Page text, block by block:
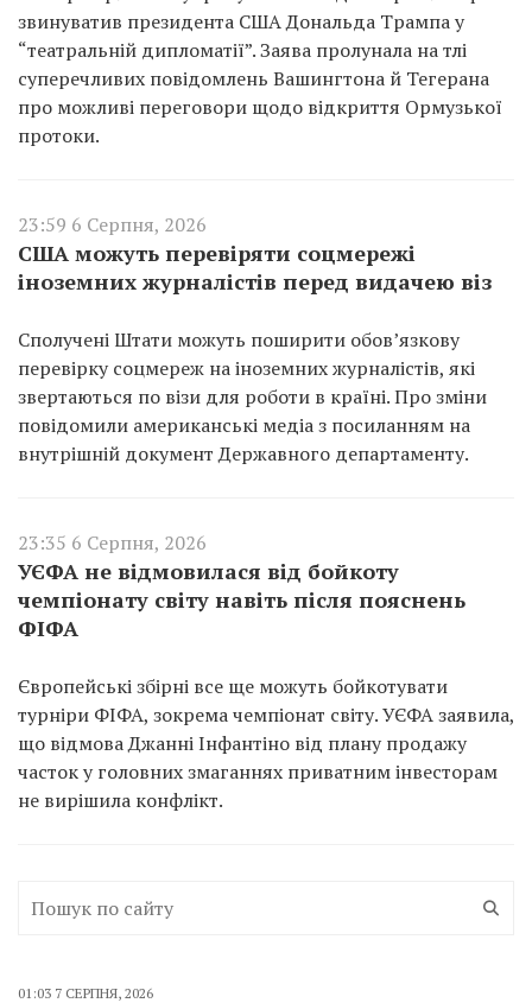
звинуватив президента США Дональда Трампа у
“театральній дипломатії”. Заява пролунала на тлі
суперечливих повідомлень Вашингтона й Тегерана
про можливі переговори щодо відкриття Ормузької
протоки.
23:59 6 Серпня, 2026
США можуть перевіряти соцмережі
іноземних журналістів перед видачею віз
Сполучені Штати можуть поширити обов’язкову
перевірку соцмереж на іноземних журналістів, які
звертаються по візи для роботи в країні. Про зміни
повідомили американські медіа з посиланням на
внутрішній документ Державного департаменту.
23:35 6 Серпня, 2026
УЄФА не відмовилася від бойкоту
чемпіонату світу навіть після пояснень
ФІФА
Європейські збірні все ще можуть бойкотувати
турніри ФІФА, зокрема чемпіонат світу. УЄФА заявила,
що відмова Джанні Інфантіно від плану продажу
часток у головних змаганнях приватним інвесторам
не вирішила конфлікт.
01:03 7 СЕРПНЯ, 2026